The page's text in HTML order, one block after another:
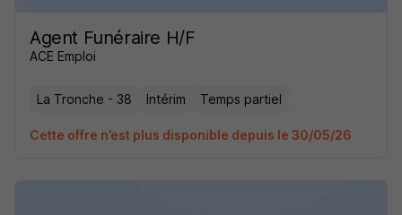
Agent Funéraire H/F
ACE Emploi
La Tronche - 38 Intérim Temps partiel
Cette offre n’est plus disponible depuis le 30/05/26